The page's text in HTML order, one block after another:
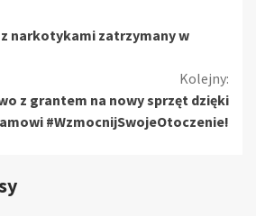
narkotykami zatrzymany w
Kolejny:
z grantem na nowy sprzęt dzięki
#WzmocnijSwojeOtoczenie!